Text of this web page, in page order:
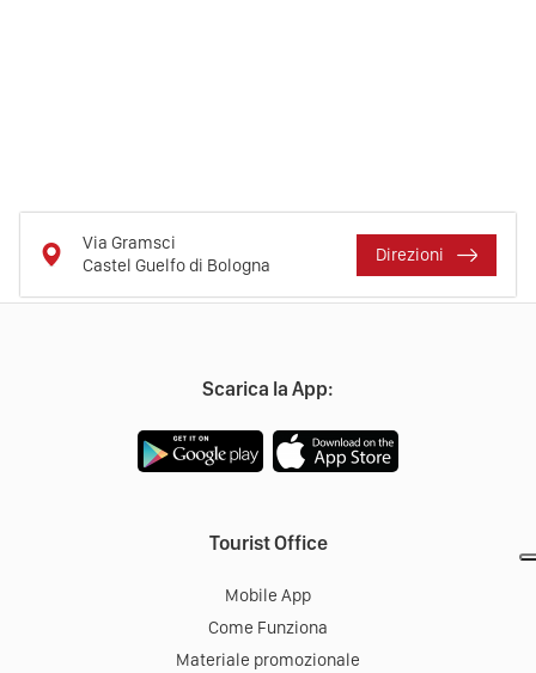
Via Gramsci
Castel Guelfo di Bologna
Direzioni
Scarica la App:
Tourist Office
Mobile App
Come Funziona
Materiale promozionale